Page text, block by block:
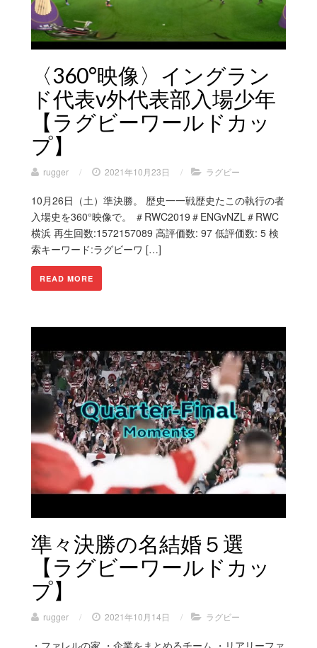
〈360°映像〉イングラン
ド代表v外代表部入場少年
【ラグビーワールドカッ
プ】
rugger / 2021年10月23日 / ラグビー
10月26日（土）準決勝。 歴史一一戦歴史たこの執行の者
入場史を360°映像で。 ＃RWC2019＃ENGvNZL＃RWC
横浜 再生回数:1572157089 高評価数: 97 低評価数: 5 検
索キーワード:ラグビーワ […]
READ MORE
準々決勝の名結婚５選
【ラグビーワールドカッ
プ】
rugger / 2021年10月14日 / ラグビー
・ファレルの家 ・企業をまとめるチーム ・リアリーファ